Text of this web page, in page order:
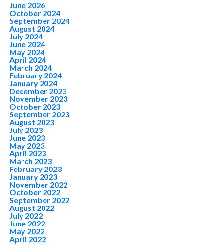
June 2026
October 2024
September 2024
August 2024
July 2024
June 2024
May 2024
April 2024
March 2024
February 2024
January 2024
December 2023
November 2023
October 2023
September 2023
August 2023
July 2023
June 2023
May 2023
April 2023
March 2023
February 2023
January 2023
November 2022
October 2022
September 2022
August 2022
July 2022
June 2022
May 2022
April 2022